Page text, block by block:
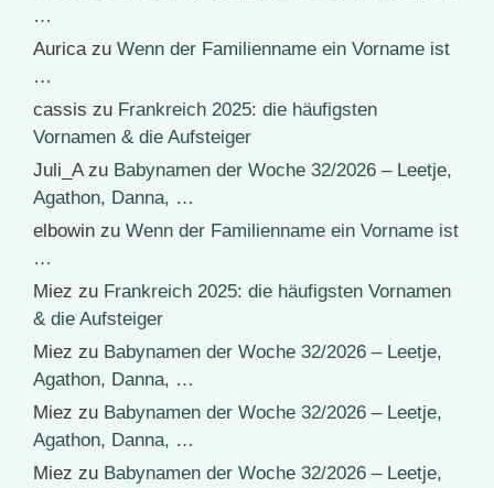
…
Aurica zu Wenn der Familienname ein Vorname ist
…
cassis zu Frankreich 2025: die häufigsten
Vornamen & die Aufsteiger
Juli_Azu Babynamen der Woche 32/2026 – Leetje,
Agathon, Danna, …
elbowin zu Wenn der Familienname ein Vorname ist
…
Miez zu Frankreich 2025: die häufigsten Vornamen
& die Aufsteiger
Miez zu Babynamen der Woche 32/2026 – Leetje,
Agathon, Danna, …
Miez zu Babynamen der Woche 32/2026 – Leetje,
Agathon, Danna, …
Miez zu Babynamen der Woche 32/2026 – Leetje,